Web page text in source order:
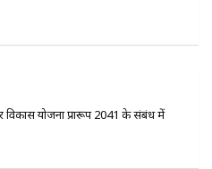
विकास योजना प्रारूप 2041 के संबंध में